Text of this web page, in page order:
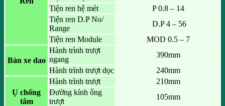
Tiện ren hệ mét
P 0.8 – 14
Tiện ren D.P No/
Range
D.P 4 – 56
Tiện ren Module
MOD 0.5 – 7
Bàn xe dao
Hành trình trượt
ngang
390mm
Hành trình trượt dọc
240mm
Ụ chống
tâm
Hành trình trượt
210mm
Đường kính ống
trượt
105mm